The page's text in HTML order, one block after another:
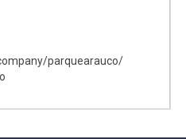
parquearauco/